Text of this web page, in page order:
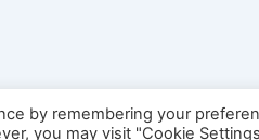
by remembering your
you may visit "Cookie